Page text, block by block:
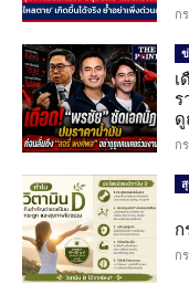
ก
เ
ร
ดู
ก
ก
ก